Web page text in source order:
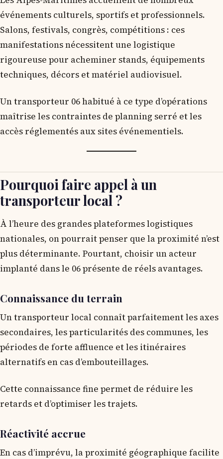
événements culturels, sportifs et professionnels.
Salons, festivals, congrès, compétitions : ces
manifestations nécessitent une logistique
rigoureuse pour acheminer stands, équipements
techniques, décors et matériel audiovisuel.
Un transporteur 06 habitué à ce type d’opérations
maîtrise les contraintes de planning serré et les
accès réglementés aux sites événementiels.
Pourquoi faire appel à un
transporteur local ?
À l’heure des grandes plateformes logistiques
nationales, on pourrait penser que la proximité n’est
plus déterminante. Pourtant, choisir un acteur
implanté dans le 06 présente de réels avantages.
Connaissance du terrain
Un transporteur local connaît parfaitement les axes
secondaires, les particularités des communes, les
périodes de forte affluence et les itinéraires
alternatifs en cas d’embouteillages.
Cette connaissance fine permet de réduire les
retards et d’optimiser les trajets.
Réactivité accrue
En cas d’imprévu, la proximité géographique facilite